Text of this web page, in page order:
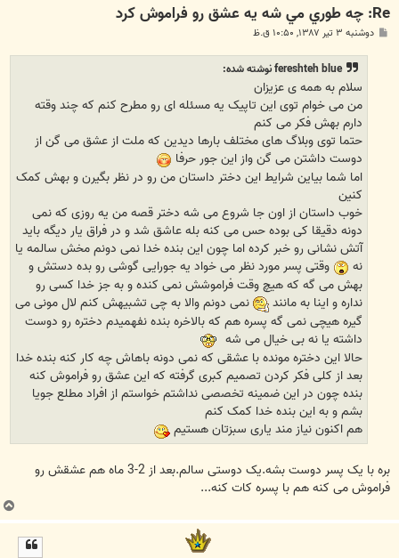
Re: چه طوري مي شه يه عشق رو فراموش کرد
پ دوشنبه ۳ تیر ۱۳۸۷, ۱۰:۵۰ ق.ظ
fereshteh blue نوشته شده:
سلام به همه ی عزیزان
من می خوام توی این تاپیک یه مسئله ای رو مطرح کنم که چند وقته
دارم بهش فکر می کنم
حتما توی وبلاگ های مختلف بارها دیدین که ملت از عشق می گن از
دوست داشتن می گن واز این جور حرفا
اما شما بیاین شرایط این دختر داستان من رو در نظر بگیرن و بهش کمک
کنین
خوب داستان از اون جا شروع می شه دختر قصه من یه روزی که نمی
دونه دقیقا کی بوده حس می کنه بله عاشق شد و در فراق یار دیگه باید
آتش نشانی رو خبر کرده اما چون این بنده خدا نمی دونم مخش سالمه یا
نه
وقتی پسر مورد نظر می خواد یه جورایی گوشی رو بده دستش و
بهش می گه که هیچ وقت فراموشش نمی کنده و به جز خدا کسی رو
نداره و اینا به مانند
نمی دونم والا به چی تشبیهش کنم لال مونی می
گیره هیچی نمی گه پسره هم که بالاخره بنده نفهمیدم دختره رو دوست
داشته یا نه بی خیال می شه
حالا این دختره مونده با عشقی که نمی دونه باهاش چه کار کنه بنده خدا
بعد از کلی فکر کردن تصمیم کبری گرفته که این عشق رو فراموش کنه
بنده چون در این ضمینه تخصصی نداشتم خواستم از افراد مطلع جویا
بشم و به این بنده خدا کمک کنم
هم اکنون نیاز مند یاری سبزتان هستیم
بره با یک پسر دوست بشه.یک دوستی سالم.بعد از 2-3 ماه هم عشقش رو
فراموش می کنه هم با پسره کات کنه...
ب
ا